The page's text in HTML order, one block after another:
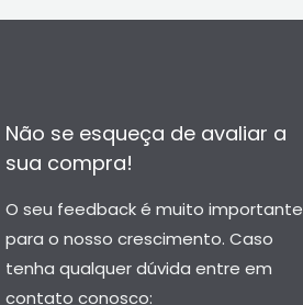
Não se esqueça de avaliar a
sua compra!
O seu feedback é muito importante
para o nosso crescimento. Caso
tenha qualquer dúvida entre em
contato conosco: